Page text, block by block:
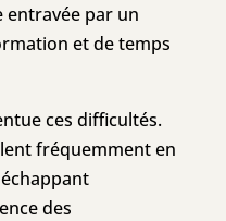
par un
et de temps
ces difficultés.
fréquemment en
des